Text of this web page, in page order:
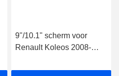
9"/10.1" scherm voor
Renault Koleos 2008-
Stereo